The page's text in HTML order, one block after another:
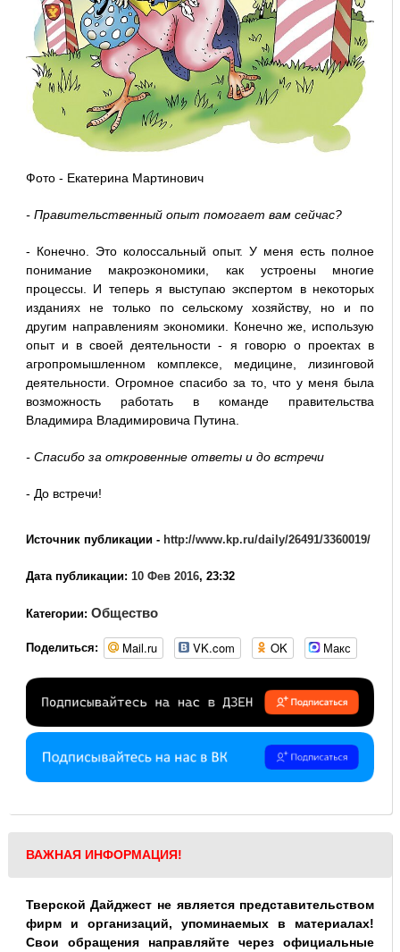
Фото - Екатерина Мартинович
- Правительственный опыт помогает вам сейчас?
- Конечно. Это колоссальный опыт. У меня есть полное
понимание макроэкономики, как устроены многие
процессы. И теперь я выступаю экспертом в некоторых
изданиях не только по сельскому хозяйству, но и по
другим направлениям экономики. Конечно же, использую
опыт и в своей деятельности - я говорю о проектах в
агропромышленном комплексе, медицине, лизинговой
деятельности. Огромное спасибо за то, что у меня была
возможность работать в команде правительства
Владимира Владимировича Путина.
- Спасибо за откровенные ответы и до встречи
- До встречи!
Источник публикации - http://www.kp.ru/daily/26491/3360019/
Дата публикации: 10 Фев 2016, 23:32
Категории: Общество
Поделиться: Mail.ru VK.com OK Макс
ВАЖНАЯ ИНФОРМАЦИЯ!
Тверской Дайджест не является представительством
фирм и организаций, упоминаемых в материалах!
Свои обращения направляйте через официальные